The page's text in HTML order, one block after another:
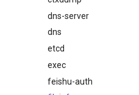
dns-server
dns
etcd
exec
feishu-auth